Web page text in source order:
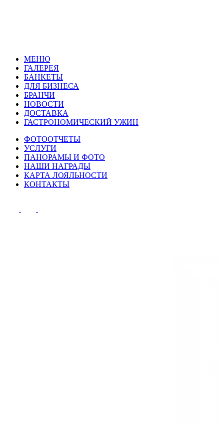
МЕНЮ
ГАЛЕРЕЯ
БАНКЕТЫ
ДЛЯ БИЗНЕСА
БРАНЧИ
НОВОСТИ
ДОСТАВКА
ГАСТРОНОМИЧЕСКИЙ УЖИН
ФОТООТЧЕТЫ
УСЛУГИ
ПАНОРАМЫ И ФОТО
НАШИ НАГРАДЫ
КАРТА ЛОЯЛЬНОСТИ
КОНТАКТЫ